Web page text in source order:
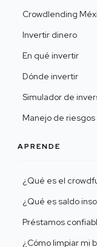
Crowdlending
Invertir dinero
En qué invertir
Dónde invertir
Simulador de
Manejo de riesgos
APRENDE
¿Qué es el
¿Qué es saldo
Préstamos
¿Cómo limpiar mi